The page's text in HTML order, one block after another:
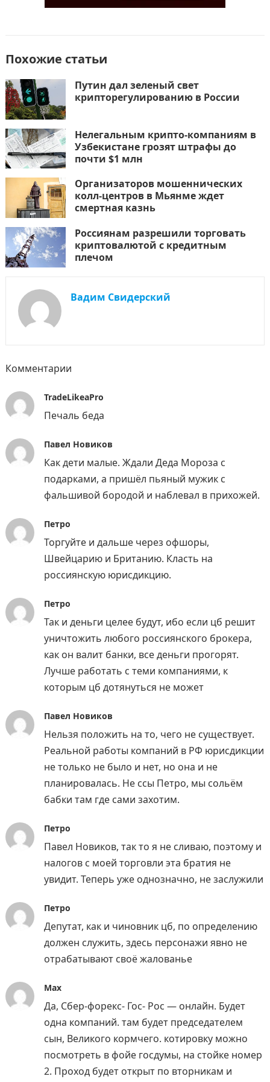
Похожие статьи
Путин дал зеленый свет
крипторегулированию в России
Нелегальным крипто-компаниям в
Узбекистане грозят штрафы до
почти $1 млн
Организаторов мошеннических
колл-центров в Мьянме ждет
смертная казнь
Россиянам разрешили торговать
криптовалютой с кредитным
плечом
Вадим Свидерский
Комментарии
TradeLikeaPro
Печаль беда
Павел Новиков
Как дети малые. Ждали Деда Мороза с
подарками, а пришёл пьяный мужик с
фальшивой бородой и наблевал в прихожей.
Петро
Торгуйте и дальше через офшоры,
Швейцарию и Британию. Класть на
россиянскую юрисдикцию.
Петро
Так и деньги целее будут, ибо если цб решит
уничтожить любого россиянского брокера,
как он валит банки, все деньги прогорят.
Лучше работать с теми компаниями, к
которым цб дотянуться не может
Павел Новиков
Нельзя положить на то, чего не существует.
Реальной работы компаний в РФ юрисдикции
не только не было и нет, но она и не
планировалась. Не ссы Петро, мы сольём
бабки там где сами захотим.
Петро
Павел Новиков, так то я не сливаю, поэтому и
налогов с моей торговли эта братия не
увидит. Теперь уже однозначно, не заслужили
Петро
Депутат, как и чиновник цб, по определению
должен служить, здесь персонажи явно не
отрабатывают своё жалованье
Max
Да, Сбер-форекс- Гос- Рос — онлайн. Будет
одна компаний. там будет председателем
сын, Великого кормчего. котировку можно
посмотреть в фойе госдумы, на стойке номер
2. Проход будет открыт по вторникам и